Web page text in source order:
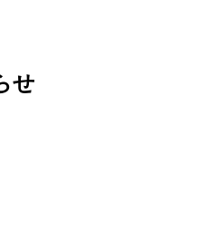
せ